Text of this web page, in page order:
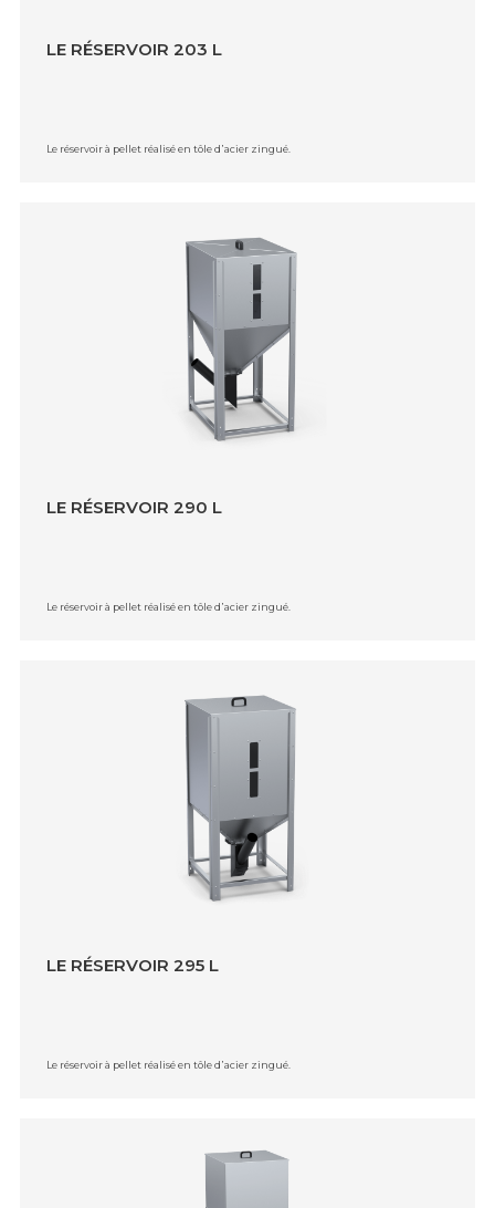
LE RÉSERVOIR 203 L
Le réservoir à pellet réalisé en tôle d᾿acier zingué.
LE RÉSERVOIR 290 L
Le réservoir à pellet réalisé en tôle d᾿acier zingué.
LE RÉSERVOIR 295 L
Le réservoir à pellet réalisé en tôle d᾿acier zingué.